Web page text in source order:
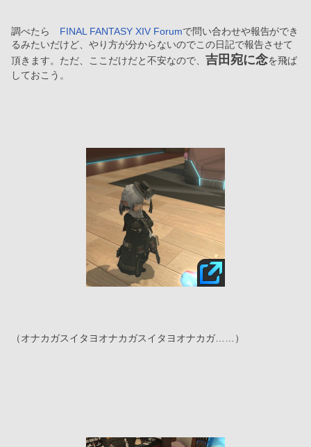
調べたら FINAL FANTASY XIV Forumで問い合わせや報告ができ
るみたいだけど、やり方が分からないのでこの日記で報告させて
頂きます。ただ、ここだけだと不安なので、 吉田宛に念を飛ば
しておこう。
（オナカガスイタヨオナカガスイタヨオナカガ……）